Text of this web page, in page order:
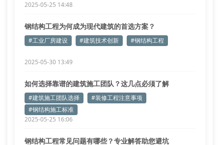
2025-05-25 14:48
钢结构工程为何成为现代建筑的首选方案？
#工业厂房建设 #建筑技术创新 #钢结构工程
2025-05-30 13:49
如何选择靠谱的建筑施工团队？这几点必须了解
#建筑施工团队选择
#装修工程注意事项
#钢结构施工标准
2025-05-25 16:06
钢结构工程常见问题有哪些？专业解答助您避坑